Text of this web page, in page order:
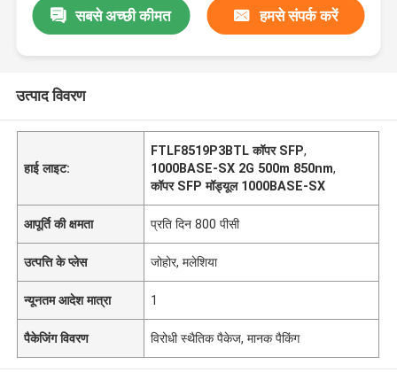
सबसे अच्छी कीमत हमसे संपर्क करें
उत्पाद विवरण
हाई लाइट:
FTLF8519P3BTL कॉपर SFP,
1000BASE-SX 2G 500m 850nm,
कॉपर SFP मॉड्यूल 1000BASE-SX
आपूर्ति की क्षमता प्रति दिन 800 पीसी
उत्पत्ति के प्लेस जोहोर, मलेशिया
न्यूनतम आदेश मात्रा 1
पैकेजिंग विवरण विरोधी स्थैतिक पैकेज, मानक पैकिंग